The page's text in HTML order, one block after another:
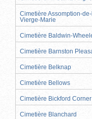
Cimetière Assomption-
Vierge-Marie
Cimetière Baldwin-
Cimetière Barnston
Cimetière Belknap
Cimetière Bellows
Cimetière Bickford Corner
Cimetière Blanchard